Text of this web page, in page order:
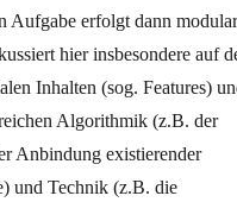
Aufgabe erfolgt dann
hier insbesondere auf
Inhalten (sog. Features)
Algorithmik (z.B. der
Anbindung existierender
und Technik (z.B. die